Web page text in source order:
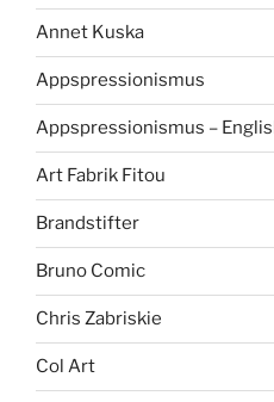
Annet Kuska
Appspressionismus
Appspressionismus –
Art Fabrik Fitou
Brandstifter
Bruno Comic
Chris Zabriskie
Col Art